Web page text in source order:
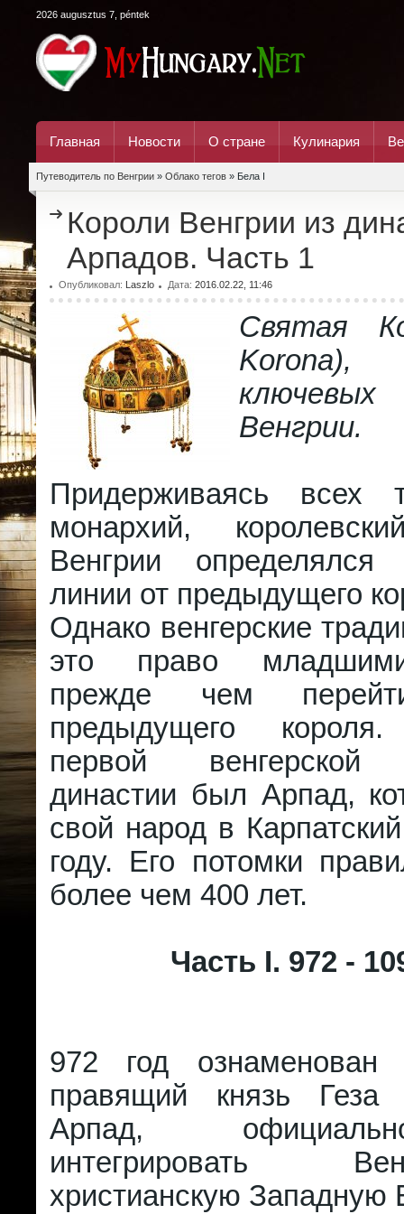
2026 augusztus 7, péntek
Главная Новости О стране Кулинария
Путеводитель по Венгрии » Облако тегов » Бела I
Короли Венгрии из
Арпадов. Часть 1
Опубликовал: Laszlo Дата: 2016.02.22, 11:46
Святая
Венгрии.
Придерживаясь всех
монархий,
Венгрии
линии от предыдущего
Однако венгерские
это право
прежде чем
предыдущего короля.
первой венгерской
династии был Арпад,
свой народ в
году. Его потомки
более чем 400 лет.
Часть I. 972 -
972 год ознаменован
правящий князь Геза
Арпад,
интегрировать
христианскую Западную